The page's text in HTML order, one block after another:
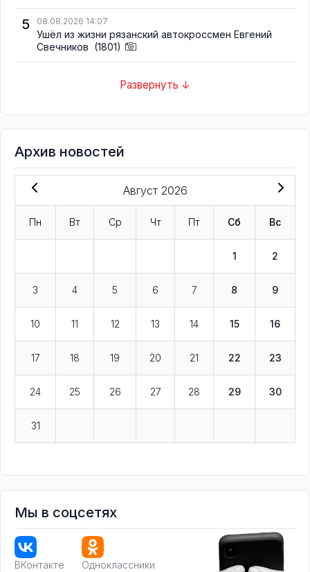
5 08.08.2026 14:07
Ушёл из жизни рязанский автокроссмен Евгений
Свечников (1801)
Развернуть ↓
Архив новостей
Август 2026
Пн Вт Ср Чт Пт Сб Вс
1 2
3 4 5 6 7 8 9
10 11 12 13 14 15 16
17 18 19 20 21 22 23
24 25 26 27 28 29 30
31
Мы в соцсетях
ВКонтакте Одноклассники